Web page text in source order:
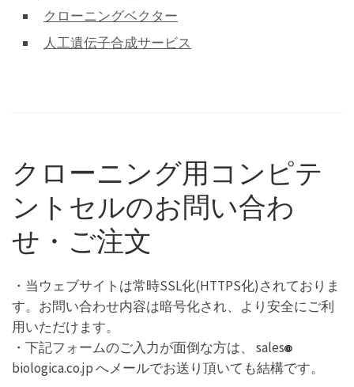
クローニングベクター
人工遺伝子合成サービス
クローニング用コンピテ
ントセルのお問い合わ
せ・ご注文
・当ウェブサイトは常時SSL化(HTTPS化)されておりま
す。お問い合わせ内容は暗号化され、より安全にご利
用いただけます。
・下記フォームのご入力が面倒な方は、 sales
biologica.co.jp へメールでお送り頂いても結構です。